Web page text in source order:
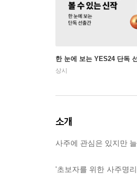
한 눈에 보는 YES24 단독
상시
소개
사주에 관심은 있지만
'초보자를 위한 사주명